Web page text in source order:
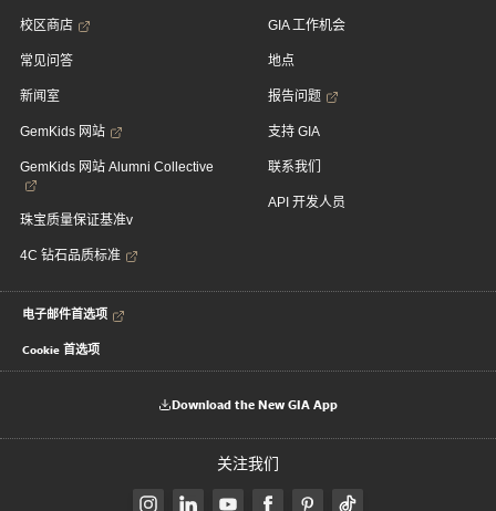
校区商店
常见问答
新闻室
GemKids 网站
GemKids 网站 Alumni Collective
珠宝质量保证基准v
4C 钻石品质标准
GIA 工作机会
地点
报告问题
支持 GIA
联系我们
API 开发人员
电子邮件首选项
Cookie 首选项
Download the New GIA App
关注我们